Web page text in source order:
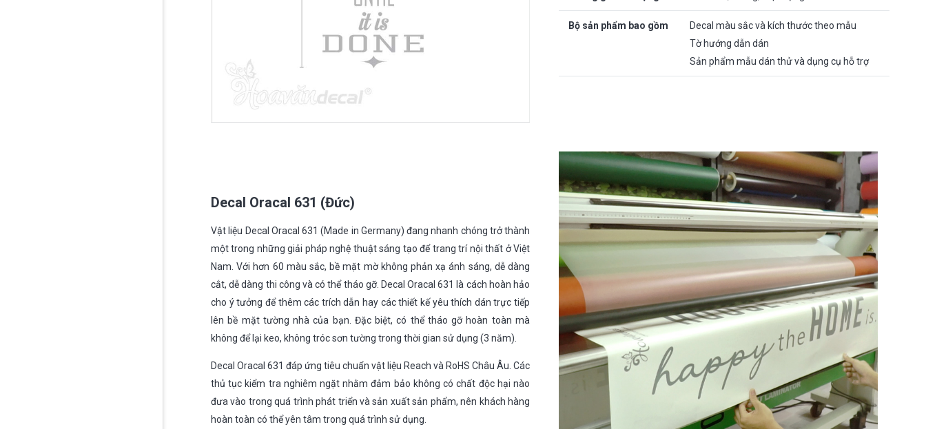
Bộ sản phẩm bao gồm
Decal màu sắc và kích thước theo mẫu
Tờ hướng dẫn dán
Sản phẩm mẫu dán thử và dụng cụ hỗ trợ
Decal Oracal 631 (Đức)
Vật liệu Decal Oracal 631 (Made in Germany) đang nhanh chóng trở thành
một trong những giải pháp nghệ thuật sáng tạo để trang trí nội thất ở Việt
Nam. Với hơn 60 màu sắc, bề mặt mờ không phản xạ ánh sáng, dễ dàng
cắt, dễ dàng thi công và có thể tháo gỡ. Decal Oracal 631 là cách hoàn hảo
cho ý tưởng để thêm các trích dẫn hay các thiết kế yêu thích dán trực tiếp
lên bề mặt tường nhà của bạn. Đặc biệt, có thể tháo gỡ hoàn toàn mà
không để lại keo, không tróc sơn tường trong thời gian sử dụng (3 năm).
Decal Oracal 631 đáp ứng tiêu chuẩn vật liệu Reach và RoHS Châu Âu. Các
thủ tục kiểm tra nghiêm ngặt nhằm đảm bảo không có chất độc hại nào
đưa vào trong quá trình phát triển và sản xuất sản phẩm, nên khách hàng
hoàn toàn có thể yên tâm trong quá trình sử dụng.